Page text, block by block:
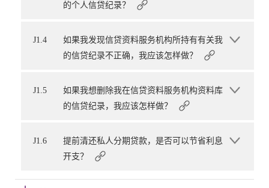
的个人信贷纪录？
J1.4
如果我发现信贷资料服务机构所持有有关我
的信贷纪录不正确，我应该怎样做？
J1.5
如果我想删除我在信贷资料服务机构资料库
的信贷纪录，我应该怎样做？
J1.6
提前清还私人分期贷款，是否可以节省利息
开支？